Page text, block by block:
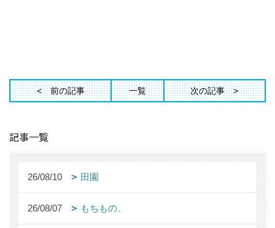
前の記事 一覧 次の記事
記事一覧
26/08/10 田園
26/08/07 もちもの。